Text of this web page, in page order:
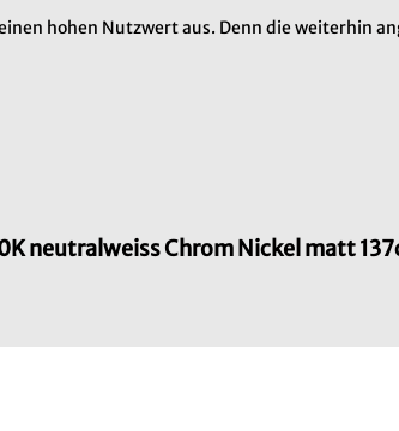
hohen Nutzwert aus. Denn die weiterhin
neutralweiss Chrom Nickel matt